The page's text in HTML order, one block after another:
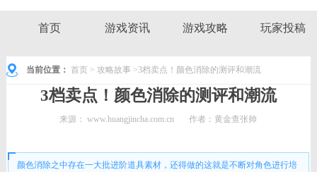
首页 游戏资讯 游戏攻略 玩家投稿
当前位置： 首页 > 攻略故事 >3档卖点！颜色消除的测评和潮流
3档卖点！颜色消除的测评和潮流
来源：www.huangjincha.com.cn 作者：黄金查张帅
颜色消除之中存在一大批进阶道具素材，还得做的这就是不断对角色进行培